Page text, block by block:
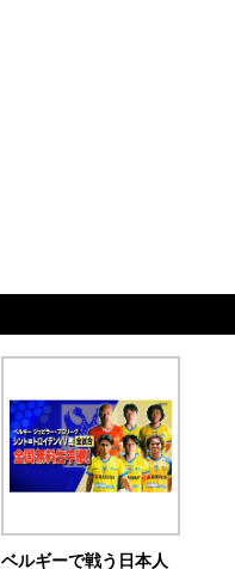
ベルギーで戦う日本人